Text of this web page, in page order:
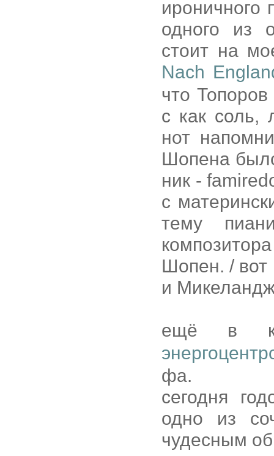
ироничного
одного из
стоит на
Nach
что
c как соль,
нот
Шопена
ник -
с
тему
Шопен. / вот
и
ещё в
фа.
сегодня
одно из
чудесным